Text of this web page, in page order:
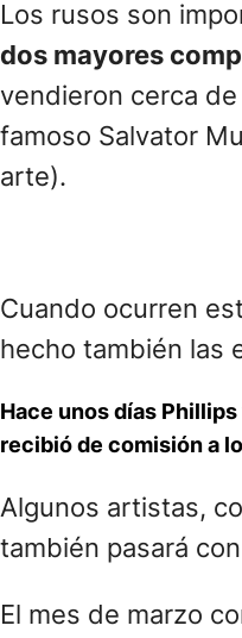
Los rusos son
dos mayores
vendieron cerca
famoso Salvator
arte).
Cuando ocurren
hecho también las
Hace unos días
recibió de comisión a
Algunos artistas,
también pasará
El mes de marzo